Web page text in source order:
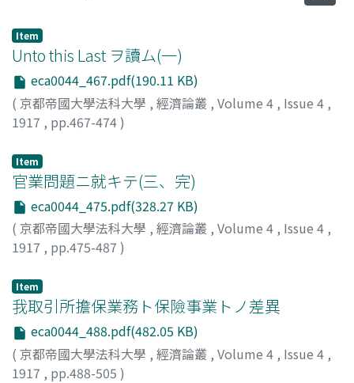
Item
Unto this Last ヲ讀ム(一)
eca0044_467.pdf(190.11 KB)
( 京都帝國大學法科大學 , 經濟論叢 , Volume 4 , Issue 4 ,
1917 , pp.467-474)
Item
官業問題ニ就キテ(三、完)
eca0044_475.pdf(328.27 KB)
( 京都帝國大學法科大學 , 經濟論叢 , Volume 4 , Issue 4 ,
1917 , pp.475-487 )
Item
我取引所擔保業務ト保險事業トノ差異
eca0044_488.pdf(482.05 KB)
( 京都帝國大學法科大學 , 經濟論叢 , Volume 4 , Issue 4 ,
1917 , pp.488-505 )